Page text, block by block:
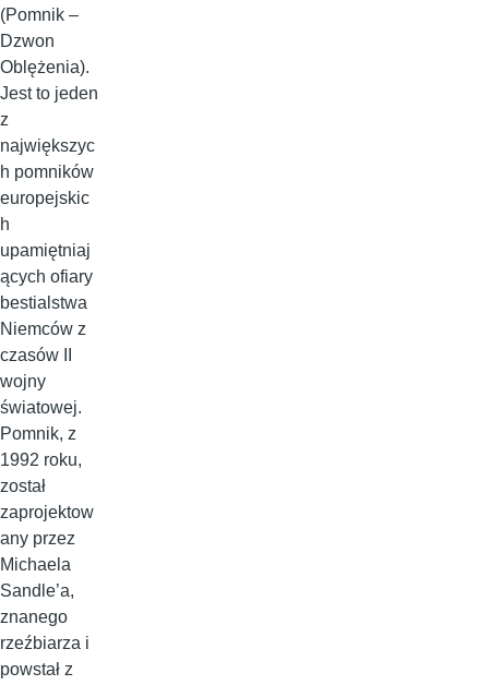
(Pomnik –
Dzwon
Oblężenia).
Jest to jeden
z
największyc
h pomników
europejskic
h
upamiętniaj
ących ofiary
bestialstwa
Niemców z
czasów II
wojny
światowej.
Pomnik, z
1992 roku,
został
zaprojektow
any przez
Michaela
Sandle’a,
znanego
rzeźbiarza i
powstał z